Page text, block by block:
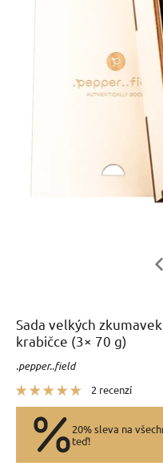
Sada velkých
krabičce (3× 70 g)
.pepper..field
2 recenzí
20% sleva na
teď!